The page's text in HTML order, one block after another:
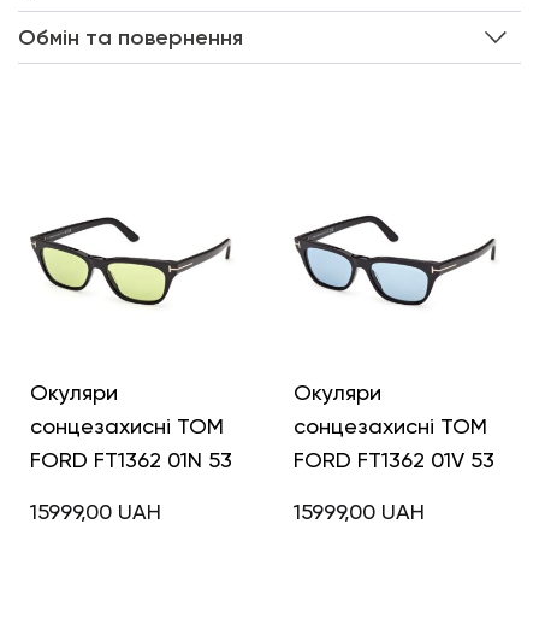
Обмін та повернення
Інші кольори
Окуляри
сонцезахисні TOM
FORD FT1362 01N 53
15999,00 UAH
Окуляри
сонцезахисні TOM
FORD FT1362 01V 53
15999,00 UAH